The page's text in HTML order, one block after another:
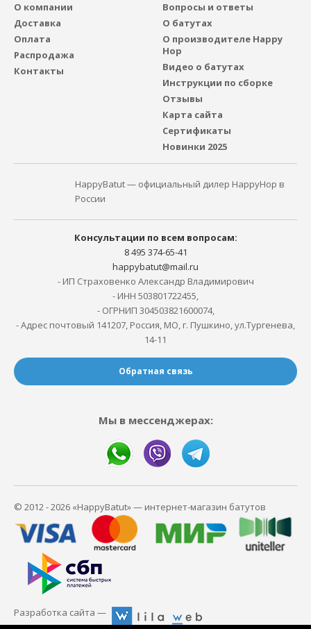
О компании
Доставка
Оплата
Распродажа
Контакты
Вопросы и ответы
О батутах
О производителе Happy
Hop
Видео о батутах
Инструкции по сборке
Отзывы
Карта сайта
Сертификаты
Новинки 2025
HappyBatut — официальный дилер HappyHop в
России
Консультации по всем вопросам:
8 495 374-65-41
happybatut@mail.ru
- ИП Страховенко Александр Владимирович
- ИНН 503801722455,
- ОГРНИП 304503821600074,
- Адрес почтовый 141207, Россия, МО, г. Пушкино, ул.Тургенева,
14-11
Обратная связь
Мы в мессенджерах:
© 2012 - 2026 «HappyBatut» — интернет-магазин батутов
Разработка сайта —